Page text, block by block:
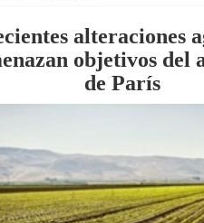
alteraciones
objetivos del
de París